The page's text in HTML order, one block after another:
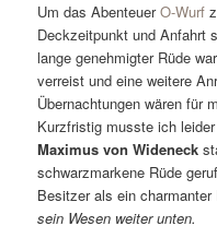
Um das AbenteuerO-Wurf
Deckzeitpunkt und Anfahrt
lange genehmigter Rüde
verreist und eine weitere
Übernachtungen wären für
Kurzfristig musste ich
Maximus von Wideneck
schwarzmarkene Rüde
Besitzer als ein
sein Wesen weiter unten.